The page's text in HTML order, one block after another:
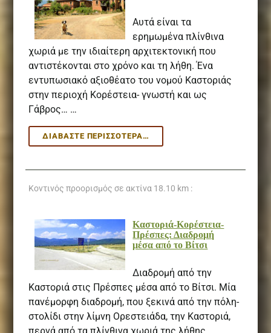
Αυτά είναι τα
ερημωμένα πλίνθινα
χωριά με την ιδιαίτερη αρχιτεκτονική που
αντιστέκονται στο χρόνο και τη λήθη. Ένα
εντυπωσιακό αξιοθέατο του νομού Καστοριάς
στην περιοχή Κορέστεια- γνωστή και ως
Γάβρος… …
ΔΙΑΒΆΣΤΕ ΠΕΡΙΣΣΌΤΕΡΑ…
ΧΩΡΙΆ
ΤΕΡΑΚΌΤΑ
Κοντινός προορισμός σε ακτίνα 18.10 km :
Καστοριά-Κορέστεια-
Πρέσπες: Διαδρομή
μέσα από το Βίτσι
Διαδρομή από την
Καστοριά στις Πρέσπες μέσα από το Βίτσι. Μία
πανέμορφη διαδρομή, που ξεκινά από την πόλη-
στολίδι στην λίμνη Ορεστειάδα, την Καστοριά,